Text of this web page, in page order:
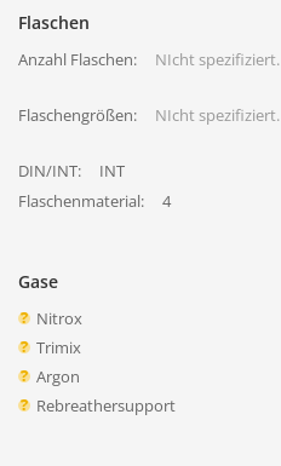
Flaschen
Anzahl Flaschen: NIcht spezifiziert.
Flaschengrößen: NIcht spezifiziert.
DIN/INT:
INT
Flaschenmaterial:
4
Gase
Nitrox
Trimix
Argon
Rebreathersupport